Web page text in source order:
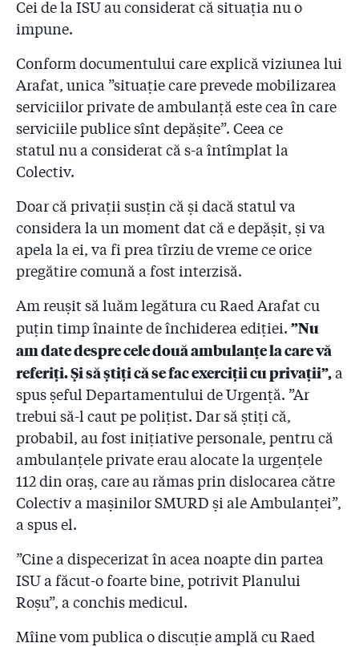
Cei de la ISU au considerat că situația nu o
impune.
Conform documentului care explică viziunea lui
Arafat, unica ”situație care prevede mobilizarea
serviciilor private de ambulanță este cea în care
serviciile publice sînt depășite”. Ceea ce
statul nu a considerat că s-a întîmplat la
Colectiv.
Doar că privații susțin că și dacă statul va
considera la un moment dat că e depășit, și va
apela la ei, va fi prea tîrziu de vreme ce orice
pregătire comună a fost interzisă.
Am reușit să luăm legătura cu Raed Arafat cu
puțin timp înainte de închiderea ediției. ”Nu
am date despre cele două ambulanțe la care vă
referiți. Și să știți că se fac exerciții cu privații”,a
spus șeful Departamentului de Urgență. ”Ar
trebui să-l caut pe polițist. Dar să știți că,
probabil, au fost inițiative personale, pentru că
ambulanțele private erau alocate la urgențele
112 din oraș, care au rămas prin dislocarea către
Colectiv a mașinilor SMURD și ale Ambulanței”,
a spus el.
”Cine a dispecerizat în acea noapte din partea
ISU a făcut-o foarte bine, potrivit Planului
Roșu”, a conchis medicul.
Mîine vom publica o discuție amplă cu Raed